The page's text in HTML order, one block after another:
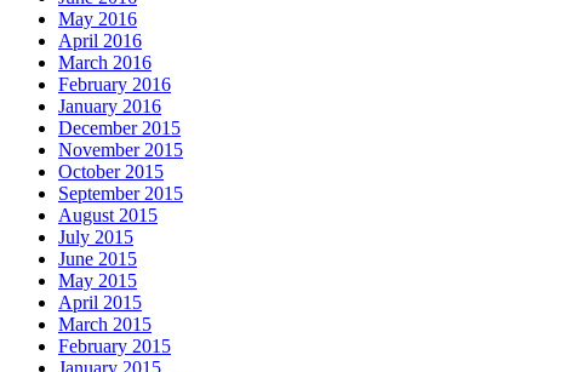
May 2016
April 2016
March 2016
February 2016
January 2016
December 2015
November 2015
October 2015
September 2015
August 2015
July 2015
June 2015
May 2015
April 2015
March 2015
February 2015
January 2015